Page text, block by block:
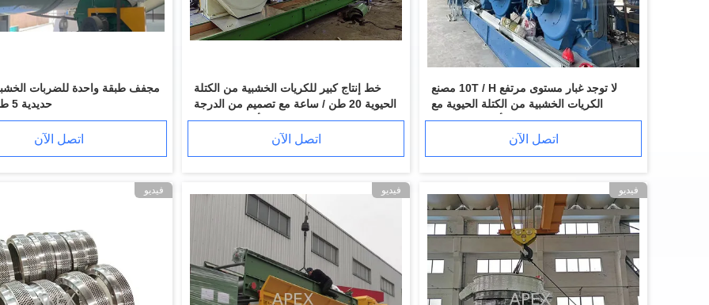
لا توجد غبار مستوى مرتفع 10T / H مصنع
الكريات الخشبية من الكتلة الحيوية مع
الأرضية المتحركة
اتصل الآن
خط إنتاج كبير للكريات الخشبية من الكتلة
الحيوية 20 طن / ساعة مع تصميم من الدرجة
الأولى بدون غبار
اتصل الآن
مجفف طبقة واحدة للضربات
حديدية 5 طن / ساعة
اتصل الآن
فيديو فيديو فيديو
250mm 30t / H الثقيلة السحب يميل سلسلة الحزام الناقل أنواع مكشطة
15t / H 6m3 الخشب بيليه مطحنة Counterflow بيليه برودة 1.1kw بيليه التبريد آلة